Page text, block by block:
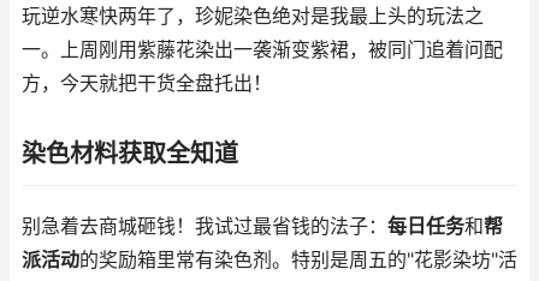
玩逆水寒快两年了，珍妮染色绝对是我最上头的玩法之
一。上周刚用紫藤花染出一袭渐变紫裙，被同门追着问配
方，今天就把干货全盘托出！
染色材料获取全知道
别急着去商城砸钱！我试过最省钱的法子： 每日任务和帮
派活动的奖励箱里常有染色剂。特别是周五的"花影染坊"活